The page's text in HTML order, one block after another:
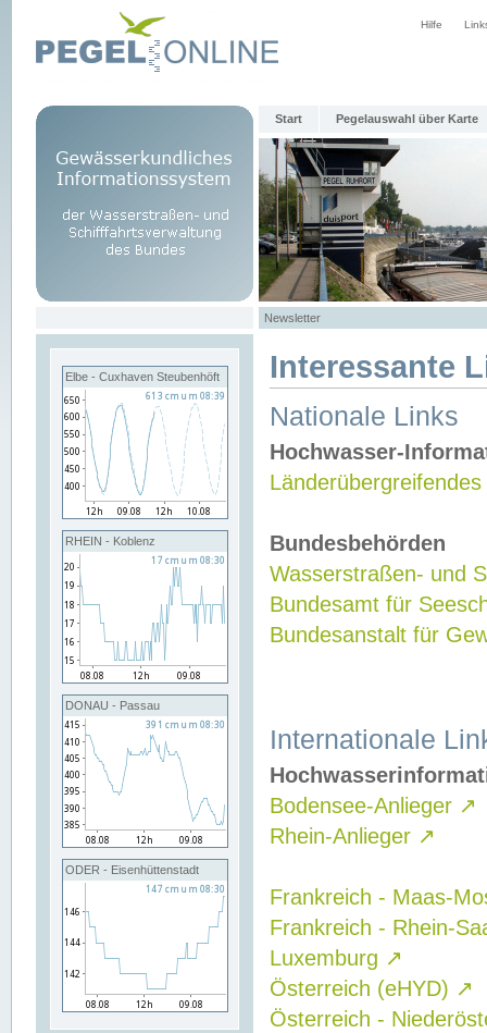
Hilfe
Start Pegelauswahl über Karte
Newsletter
Elbe - Cuxhaven Steubenhöft
RHEIN - Koblenz
DONAU - Passau
ODER - Eisenhüttenstadt
Interessante
Nationale Links
Hochwasser-
Bundesbehörden
Wasserstraßen- und
Bundesamt für
Bundesanstalt für
Internationale
Bodensee-Anlieger ↗
Rhein-Anlieger ↗
Frankreich - Maas-
Frankreich - Rhein-
Luxemburg ↗
Österreich (eHYD) ↗
Österreich -